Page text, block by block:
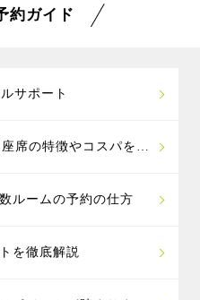
には、京都嵐山にある
ス」がお得です。
海電車の特急ラピート
約ガイド
サポート
席の特徴やコスパを解
ルームの予約の仕方
を徹底解説